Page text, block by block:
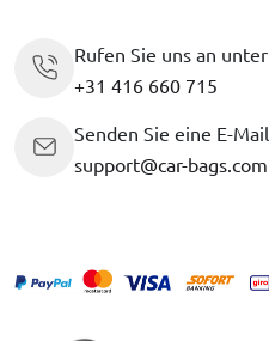
Rufen Sie uns an unter
+31 416 660 715
Senden Sie eine E-Mail
support@car-bags.com